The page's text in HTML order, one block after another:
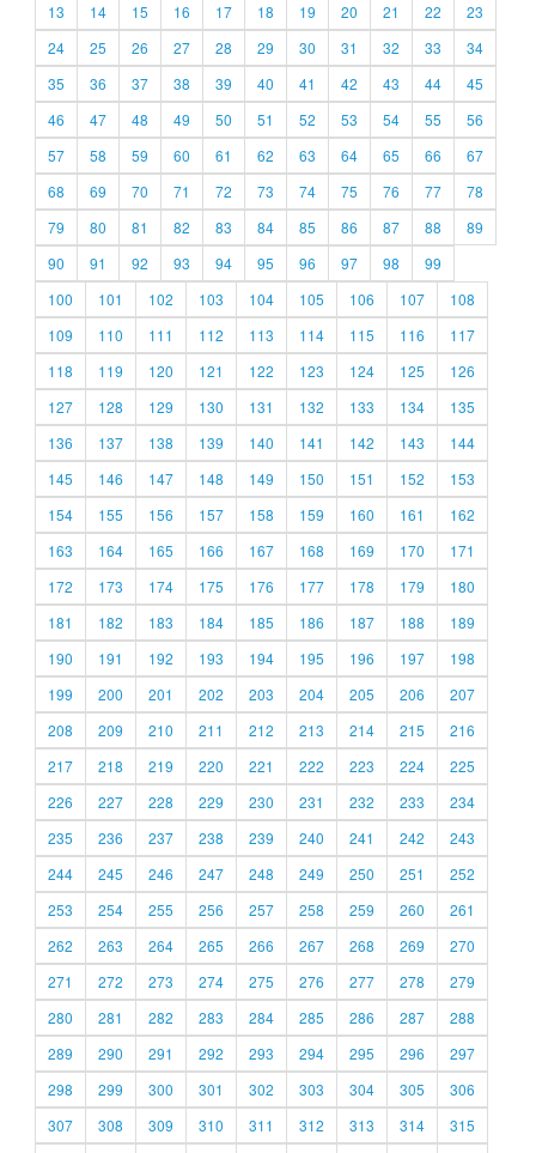
13
14 15 16 17 18 19 20 21 22
23
24
25 26 27 28 29 30 31 32 33
34
35
36 37 38 39 40 41 42 43 44
45
46
47 48 49 50 51 52 53 54 55
56
57
58 59 60 61 62 63 64 65 66
67
68
69 70 71 72 73 74 75 76 77
78
79
80 81 82 83 84 85 86 87 88
89
90
91 92 93 94 95 96 97 98
99
100
101 102 103 104 105 106 107
108
109
110 111 112 113 114 115 116
117
118
119 120 121 122 123 124 125
126
127
128 129 130 131 132 133 134
135
136
137 138 139 140 141 142 143
144
145
146 147 148 149 150 151 152
153
154
155 156 157 158 159 160 161
162
163
164 165 166 167 168 169 170
171
172
173 174 175 176 177 178 179
180
181
182 183 184 185 186 187 188
189
190
191 192 193 194 195 196 197
198
199
200 201 202 203 204 205 206
207
208
209 210 211 212 213 214 215
216
217
218 219 220 221 222 223 224
225
226
227 228 229 230 231 232 233
234
235
236 237 238 239 240 241 242
243
244
245 246 247 248 249 250 251
252
253
254 255 256 257 258 259 260
261
262
263 264 265 266 267 268 269
270
271
272 273 274 275 276 277 278
279
280
281 282 283 284 285 286 287
288
289
290 291 292 293 294 295 296
297
298
299 300 301 302 303 304 305
306
307
308 309 310 311 312 313 314
315